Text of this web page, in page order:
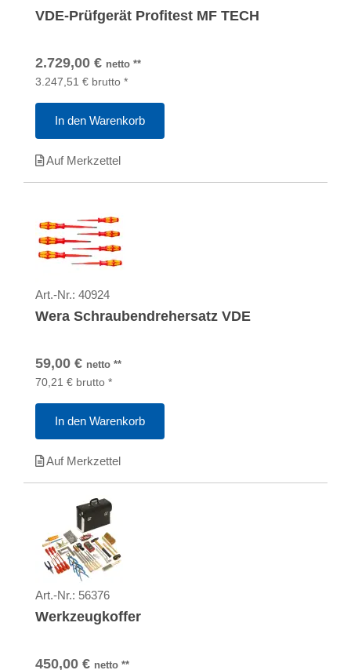
VDE-Prüfgerät Profitest MF TECH
2.729,00 € netto **
3.247,51 € brutto *
In den Warenkorb
Auf Merkzettel
Art.-Nr.: 40924
Wera Schraubendrehersatz VDE
59,00 € netto **
70,21 € brutto *
In den Warenkorb
Auf Merkzettel
Art.-Nr.: 56376
Werkzeugkoffer
450,00 € netto **